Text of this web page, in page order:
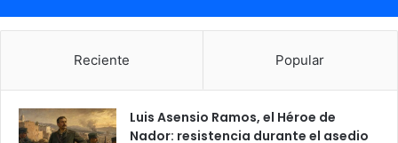
Reciente Popular
Luis Asensio Ramos, el Héroe de
Nador: resistencia durante el asedio